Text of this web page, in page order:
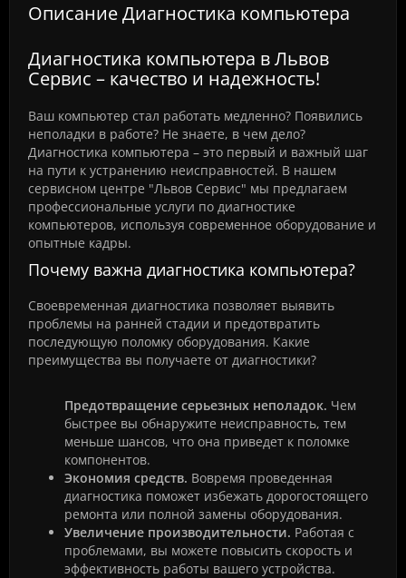
Описание Диагностика компьютера
Диагностика компьютера в Львов
Сервис – качество и надежность!
Ваш компьютер стал работать медленно? Появились
неполадки в работе? Не знаете, в чем дело?
Диагностика компьютера – это первый и важный шаг
на пути к устранению неисправностей. В нашем
сервисном центре "Львов Сервис" мы предлагаем
профессиональные услуги по диагностике
компьютеров, используя современное оборудование и
опытные кадры.
Почему важна диагностика компьютера?
Своевременная диагностика позволяет выявить
проблемы на ранней стадии и предотвратить
последующую поломку оборудования. Какие
преимущества вы получаете от диагностики?
Предотвращение серьезных неполадок. Чем
быстрее вы обнаружите неисправность, тем
меньше шансов, что она приведет к поломке
компонентов.
Экономия средств. Вовремя проведенная
диагностика поможет избежать дорогостоящего
ремонта или полной замены оборудования.
Увеличение производительности. Работая с
проблемами, вы можете повысить скорость и
эффективность работы вашего устройства.